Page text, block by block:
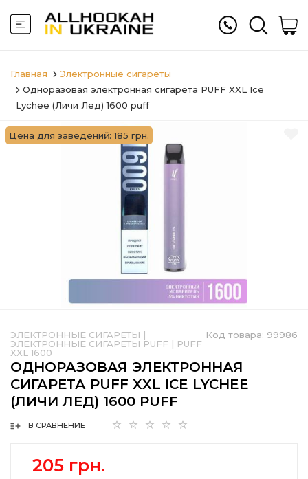
Главная
Электронные сигареты
Одноразовая электронная сигарета PUFF XXL Ice
Lychee (Личи Лед) 1600 puff
Цена для заведений: 185 грн.
Код товара: 99986
ЭЛЕКТРОННЫЕ СИГАРЕТЫ |
ЭЛЕКТРОННЫЕ СИГАРЕТЫ PUFF | PUFF
XXL 1600
ОДНОРАЗОВАЯ ЭЛЕКТРОННАЯ
СИГАРЕТА PUFF XXL ICE LYCHEE
(ЛИЧИ ЛЕД) 1600 PUFF
В СРАВНЕНИЕ
205 грн.